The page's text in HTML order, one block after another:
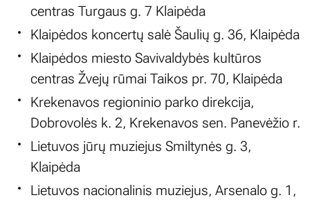
centras Turgaus g. 7 Klaipėda
Klaipėdos koncertų salė Šaulių g. 36, Klaipėda
Klaipėdos miesto Savivaldybės kultūros
centras Žvejų rūmai Taikos pr. 70, Klaipėda
Krekenavos regioninio parko direkcija,
Dobrovolės k. 2, Krekenavos sen. Panevėžio r.
Lietuvos jūrų muziejus Smiltynės g. 3,
Klaipėda
Lietuvos nacionalinis muziejus, Arsenalo g. 1,